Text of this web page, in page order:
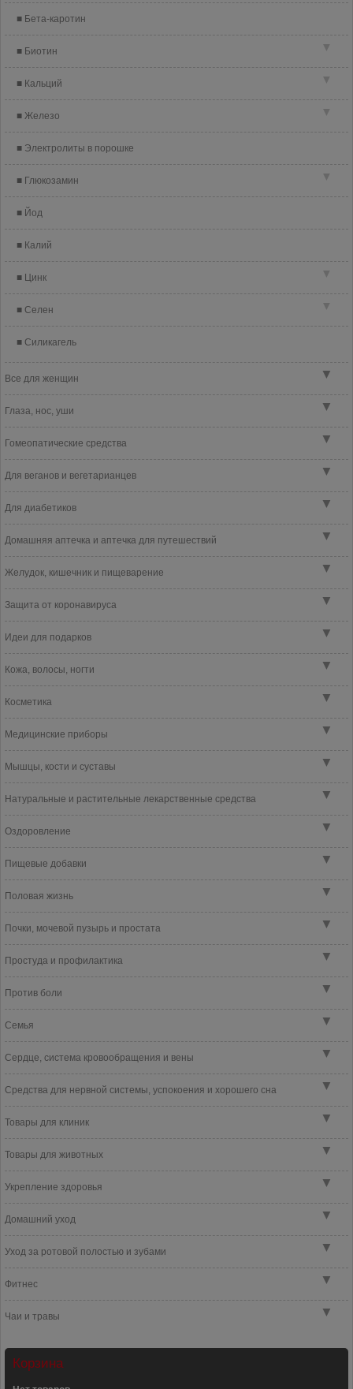
Бета-каротин
▼
Биотин
▼
Кальций
▼
Железо
Электролиты в порошке
▼
Глюкозамин
Йод
Калий
▼
Цинк
▼
Селен
Силикагель
▼
Все для женщин
▼
Глаза, нос, уши
▼
Гомеопатические средства
▼
Для веганов и вегетарианцев
▼
Для диабетиков
▼
Домашняя аптечка и аптечка для путешествий
▼
Желудок, кишечник и пищеварение
▼
Защита от коронавируса
▼
Идеи для подарков
▼
Кожа, волосы, ногти
▼
Косметика
▼
Медицинские приборы
▼
Мышцы, кости и суставы
▼
Натуральные и растительные лекарственные средства
▼
Оздоровление
▼
Пищевые добавки
▼
Половая жизнь
▼
Почки, мочевой пузырь и простата
▼
Простуда и профилактика
▼
Против боли
▼
Семья
▼
Сердце, система кровообращения и вены
▼
Средства для нервной системы, успокоения и хорошего сна
▼
Товары для клиник
▼
Товары для животных
▼
Укрепление здоровья
▼
Домашний уход
▼
Уход за ротовой полостью и зубами
▼
Фитнес
▼
Чаи и травы
Корзина